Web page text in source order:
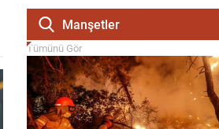
Manşetler
Tümünü Gör